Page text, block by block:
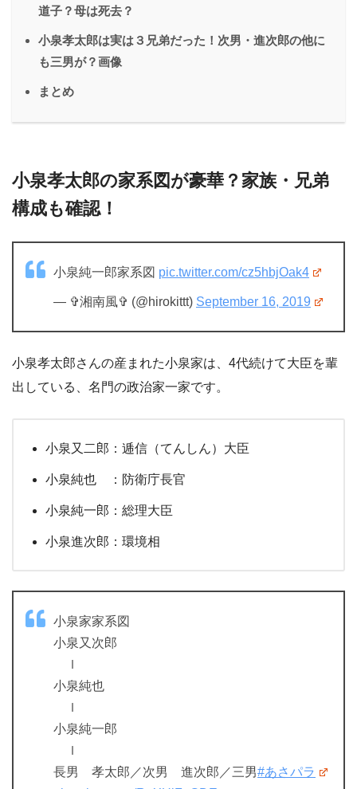
道子？母は死去？
小泉孝太郎は実は３兄弟だった！次男・進次郎の他に
も三男が？画像
まとめ
小泉孝太郎の家系図が豪華？家族・兄弟
構成も確認！
小泉純一郎家系図 pic.twitter.com/cz5hbjOak4
— ✞湘南風✞ (@hirokittt) September 16, 2019
小泉孝太郎さんの産まれた小泉家は、4代続けて大臣を輩
出している、名門の政治家一家です。
小泉又二郎：逓信（てんしん）大臣
小泉純也 ：防衛庁長官
小泉純一郎：総理大臣
小泉進次郎：環境相
小泉家家系図
小泉又次郎
ｌ
小泉純也
ｌ
小泉純一郎
ｌ
長男 孝太郎／次男 進次郎／三男#あさパラ